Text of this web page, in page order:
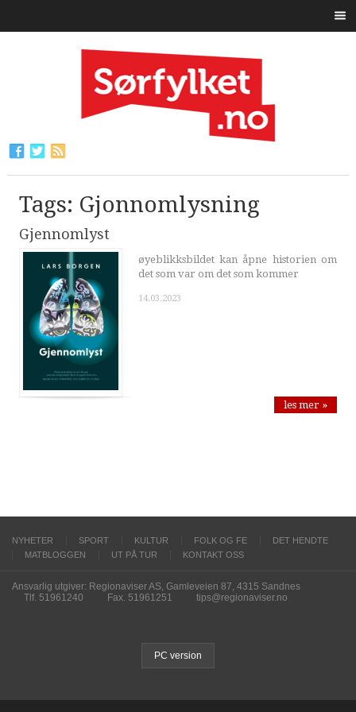
Tags: Gjonnomlysning
Gjennomlyst
øyeblikksbildet kan åpne historien om
det som var om det som kommer
14.03.2023
les mer »
NYHETER SPORT KULTUR FOLK OG FE
DET HENDTE
MATBLOGGEN
UT PÅ TUR KONTAKT OSS
Ansvarlig utgiver: Regionaviser AS, Gamleveien 87, 4315 Sandnes
Tlf. 51961240
Fax. 51961251 tips@regionaviser.no
PC version